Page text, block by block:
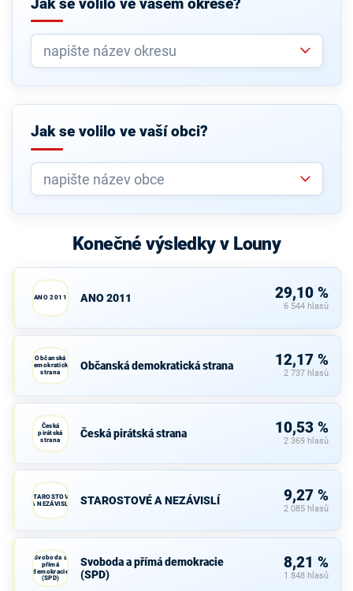
Jak se volilo ve vašem okrese?
Jak se volilo ve vaší obci?
Konečné výsledky v Louny
ANO 2011 ANO 2011 29,10 %
6 544 hlasů
Občanská
demokratická
strana
Občanská demokratická strana 12,17 %
2 737 hlasů
Česká
pirátská
strana
Česká pirátská strana 10,53 %
2 369 hlasů
STAROSTOVÉ
A NEZÁVISLÍ
STAROSTOVÉ A NEZÁVISLÍ 9,27 %
2 085 hlasů
Svoboda a
přímá
demokracie
(SPD)
Svoboda a přímá demokracie
(SPD)
8,21 %
1 848 hlasů